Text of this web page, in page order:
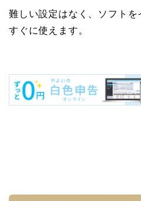
難しい設定はなく、ソフト
すぐに使えます。